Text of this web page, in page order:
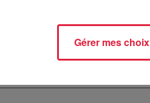
Gérer mes choix